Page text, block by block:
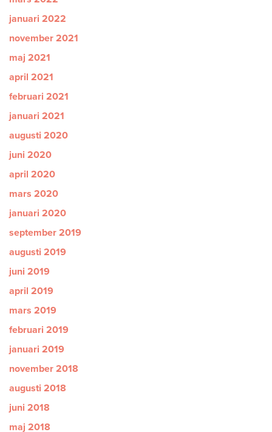
januari 2022
november 2021
maj 2021
april 2021
februari 2021
januari 2021
augusti 2020
juni 2020
april 2020
mars 2020
januari 2020
september 2019
augusti 2019
juni 2019
april 2019
mars 2019
februari 2019
januari 2019
november 2018
augusti 2018
juni 2018
maj 2018